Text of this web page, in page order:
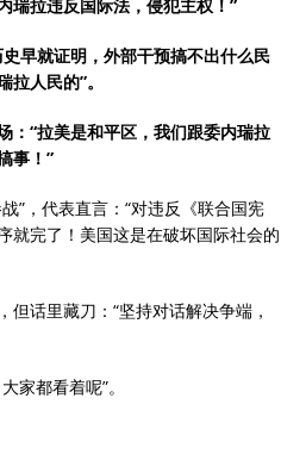
瑞拉违反国际法，侵犯主权！”
早就证明，外部干预搞不出什么民
人民的”。
：“拉美是和平区，我们跟委内瑞拉
事！”
”，代表直言：“对违反《联合国宪
就完了！美国这是在破坏国际社会的
话里藏刀：“坚持对话解决争端，
家都看着呢”。